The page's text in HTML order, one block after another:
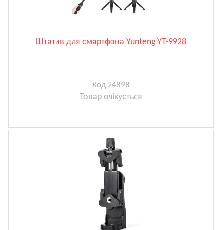
Штатив для смартфона Yunteng YT-9928
Код 24898
Товар очікується